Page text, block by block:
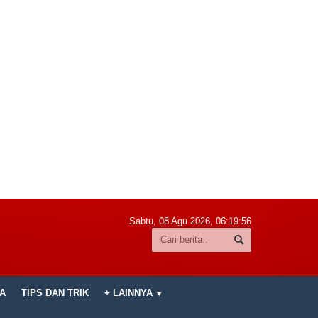
Sabtu, 08 Agu 2026, 06:19:58
TIPS DAN TRIK + LAINNYA